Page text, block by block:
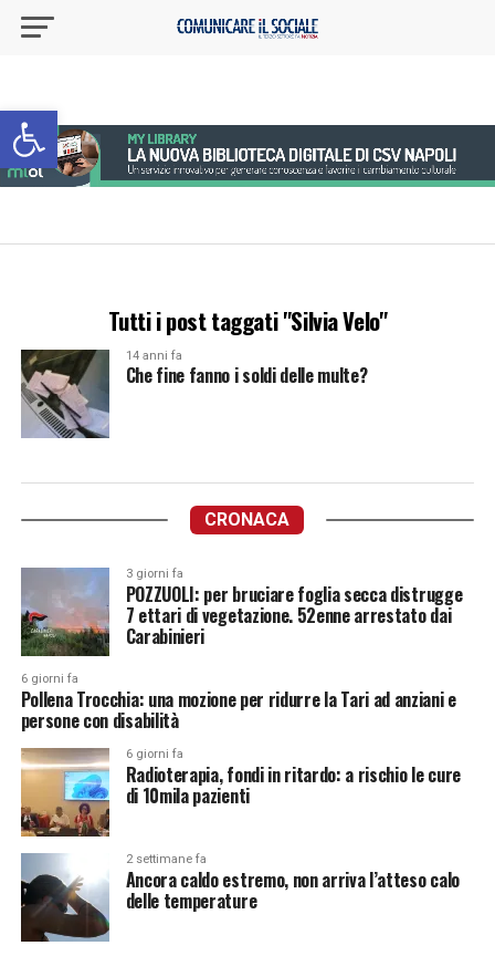
Apri la barra degli strumenti
Tutti i post taggati "Silvia Velo"
14 anni fa
Che fine fanno i soldi delle multe?
CRONACA
3 giorni fa
POZZUOLI: per bruciare foglia secca distrugge
7 ettari di vegetazione. 52enne arrestato dai
Carabinieri
6 giorni fa
Pollena Trocchia: una mozione per ridurre la Tari ad anziani e
persone con disabilità
6 giorni fa
Radioterapia, fondi in ritardo: a rischio le cure
di 10mila pazienti
2 settimane fa
Ancora caldo estremo, non arriva l’atteso calo
delle temperature